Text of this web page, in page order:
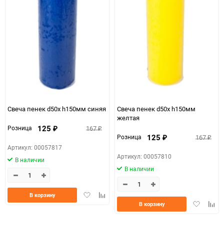
Свеча пенек d50х h150мм синяя
Розница 125 ₽ 167₽
Артикул: 00057817
В наличии
ДобавитьДобавить
сравнению
В корзину
Свеча пенек d50х h150мм
желтая
Розница 125 ₽ 167₽
Артикул: 00057810
В наличии
Добавить
В корзину